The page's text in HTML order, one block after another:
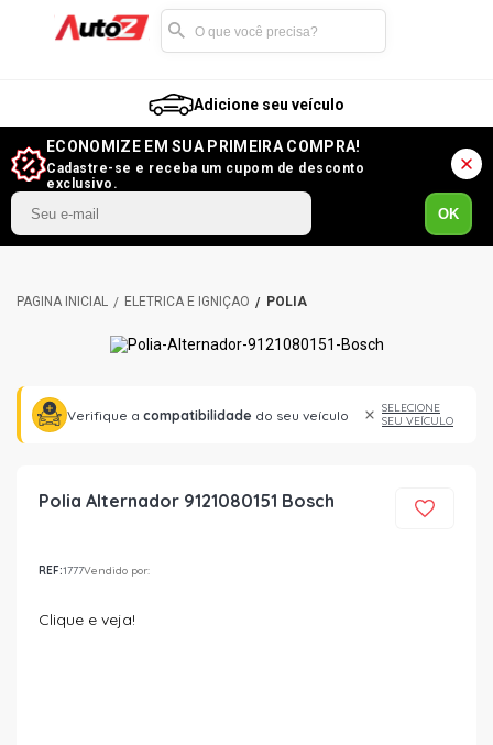
Adicione seu veículo
ECONOMIZE EM SUA PRIMEIRA COMPRA!
Cadastre-se e receba um cupom de desconto
exclusivo.
OK
ELÉTRICA E IGNIÇÃO POLIA
Verifique a compatibilidade do seu veículo
SELECIONE
SEU VEÍCULO
Polia Alternador 9121080151 Bosch
REF:1777Vendido por:
Clique e veja!